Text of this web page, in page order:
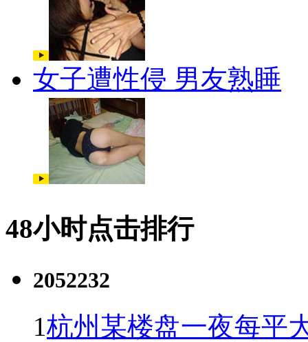
女子遭性侵 男友熟睡
48小时点击排行
2052232
1杭州某楼盘一夜每平